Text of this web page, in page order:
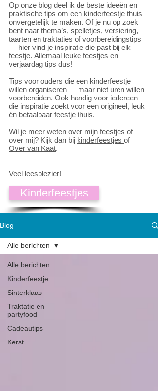
Op onze blog deel ik de beste ideeën en
praktische tips om een kinderfeestje thuis
onvergetelijk te maken. Of je nu op zoek
bent naar thema’s, spelletjes, versiering,
taarten en traktaties of voorbereidingstips
— hier vind je inspiratie die past bij elk
feestje. Allemaal leuke feestjes en
verjaardag tips dus!
Tips voor ouders die een kinderfeestje
willen organiseren — maar niet uren willen
voorbereiden. Ook handig voor iedereen
die inspiratie zoekt voor een origineel, leuk
én betaalbaar feestje thuis.
Wil je meer weten over mijn feestjes of
over mij? Kijk dan bij kinderfeestjes of
Over van Kaat.
Veel leesplezier!
Kinderfeestjes
Blog
Alle berichten
Kinderfeestje
Sinterklaas
Traktatie en
partyfood
Cadeautips
Kerst
Alle berichten